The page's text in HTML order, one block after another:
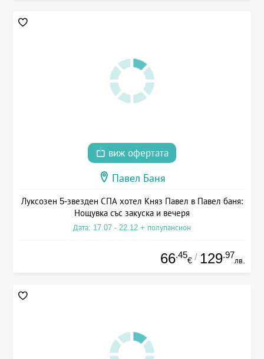
виж офертата
Павел Баня
Луксозен 5-звезден СПА хотел Княз Павел в Павел баня:
Нощувка със закуска и вечеря
Дата: 17.07 - 22.12 + полупансион
66.45
€ / 129.97
лв.